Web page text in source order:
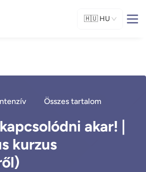
🇭🇺 HU
Összes tartalom
akar! |
kurzus